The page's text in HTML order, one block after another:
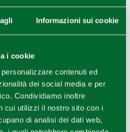
Informazioni sui cookie
i cookie
contenuti ed
dei social media e per
Condividiamo inoltre
cui utilizzi il nostro sito con i
di analisi dei dati web,